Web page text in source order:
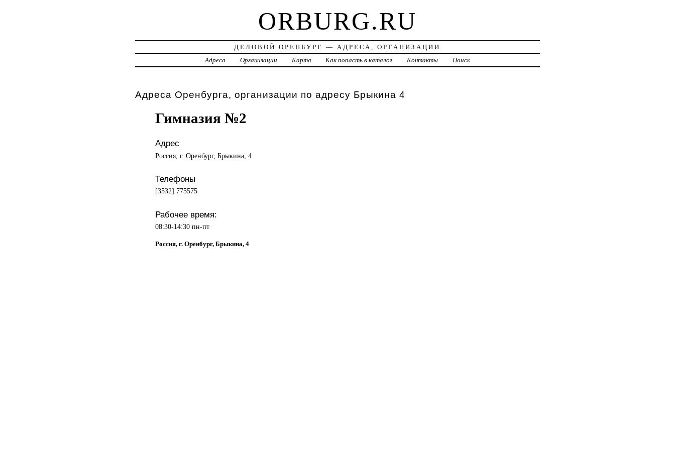
ORBURG.RU
ДЕЛОВОЙ ОРЕНБУРГ — АДРЕСА, ОРГАНИЗАЦИИ
Адреса
Организации Карта Как попасть в каталог Контакты Поиск
Адреса Оренбурга, организации по адресу Брыкина 4
Гимназия №2
Адрес
Россия, г. Оренбург, Брыкина, 4
Телефоны
[3532] 775575
Рабочее время:
08:30-14:30 пн-пт
Россия, г. Оренбург, Брыкина, 4